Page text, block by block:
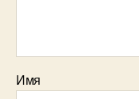
Имя